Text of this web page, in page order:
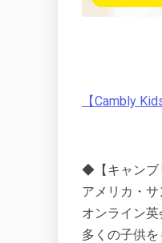
【Cambly
◆【キャンブ
アメリカ・
オンライン英
多くの子供